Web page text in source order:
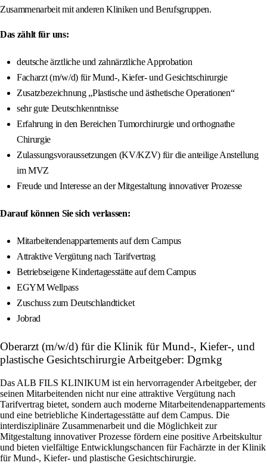
Zusammenarbeit mit anderen Kliniken und Berufsgruppen.
Das zählt für uns:
deutsche ärztliche und zahnärztliche Approbation
Facharzt (m/w/d) für Mund-, Kiefer- und Gesichtschirurgie
Zusatzbezeichnung „Plastische und ästhetische Operationen“
sehr gute Deutschkenntnisse
Erfahrung in den Bereichen Tumorchirurgie und orthognathe
Chirurgie
Zulassungsvoraussetzungen (KV/KZV) für die anteilige Anstellung
im MVZ
Freude und Interesse an der Mitgestaltung innovativer Prozesse
Darauf können Sie sich verlassen:
Mitarbeitendenappartements auf dem Campus
Attraktive Vergütung nach Tarifvertrag
Betriebseigene Kindertagesstätte auf dem Campus
EGYM Wellpass
Zuschuss zum Deutschlandticket
Jobrad
Oberarzt (m/w/d) für die Klinik für Mund-, Kiefer-, und
plastische Gesichtschirurgie Arbeitgeber: Dgmkg
Das ALB FILS KLINIKUM ist ein hervorragender Arbeitgeber, der
seinen Mitarbeitenden nicht nur eine attraktive Vergütung nach
Tarifvertrag bietet, sondern auch moderne Mitarbeitendenappartements
und eine betriebliche Kindertagesstätte auf dem Campus. Die
interdisziplinäre Zusammenarbeit und die Möglichkeit zur
Mitgestaltung innovativer Prozesse fördern eine positive Arbeitskultur
und bieten vielfältige Entwicklungschancen für Fachärzte in der Klinik
für Mund-, Kiefer- und plastische Gesichtschirurgie.